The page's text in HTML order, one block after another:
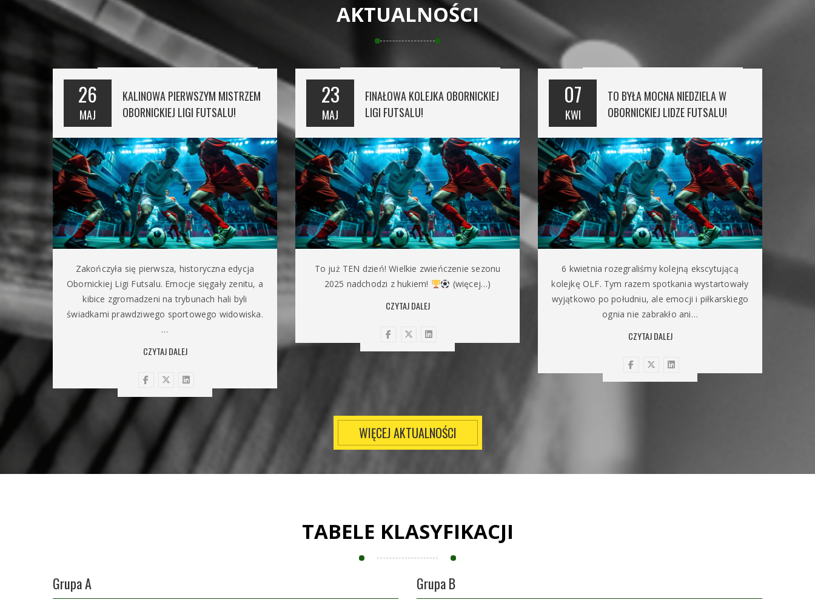
AKTUALNOŚCI
26
MAJ
KALINOWA PIERWSZYM MISTRZEM
OBORNICKIEJ LIGI FUTSALU!
Zakończyła się pierwsza, historyczna edycja
Obornickiej Ligi Futsalu. Emocje sięgały zenitu, a
kibice zgromadzeni na trybunach hali byli
świadkami prawdziwego sportowego widowiska.
…
CZYTAJ DALEJ
23
MAJ
FINAŁOWA KOLEJKA OBORNICKIEJ
LIGI FUTSALU!
To już TEN dzień! Wielkie zwieńczenie sezonu
2025 nadchodzi z hukiem!
(więcej…)
CZYTAJ DALEJ
07
KWI
TO BYŁA MOCNA NIEDZIELA W
OBORNICKIEJ LIDZE FUTSALU!
6 kwietnia rozegraliśmy kolejną ekscytującą
kolejkę OLF. Tym razem spotkania wystartowały
wyjątkowo po południu, ale emocji i piłkarskiego
ognia nie zabrakło ani…
CZYTAJ DALEJ
WIĘCEJ AKTUALNOŚCI
TABELE KLASYFIKACJI
Grupa A Grupa B